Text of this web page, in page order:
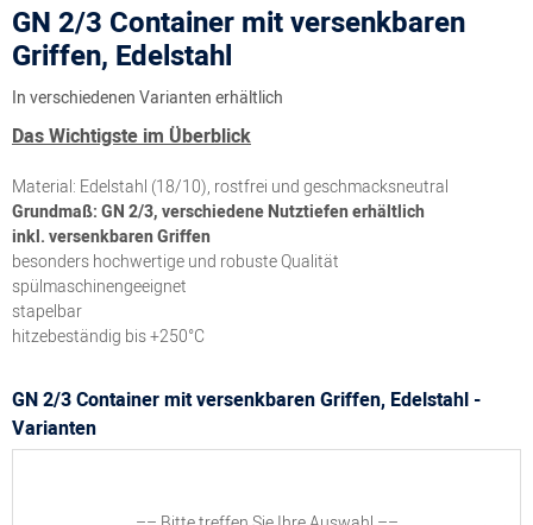
GN 2/3 Container mit versenkbaren
Griffen, Edelstahl
In verschiedenen Varianten erhältlich
Das Wichtigste im Überblick
Material: Edelstahl (18/10), rostfrei und geschmacksneutral
Grundmaß: GN 2/3, verschiedene Nutztiefen erhältlich
inkl. versenkbaren Griffen
besonders hochwertige und robuste Qualität
spülmaschinengeeignet
stapelbar
hitzebeständig bis +250°C
GN 2/3 Container mit versenkbaren Griffen, Edelstahl -
Varianten